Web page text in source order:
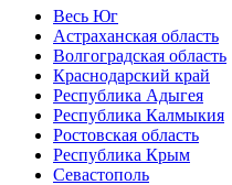
Весь Юг
Астраханская область
Волгоградская область
Краснодарский край
Республика Адыгея
Республика Калмыкия
Ростовская область
Республика Крым
Севастополь